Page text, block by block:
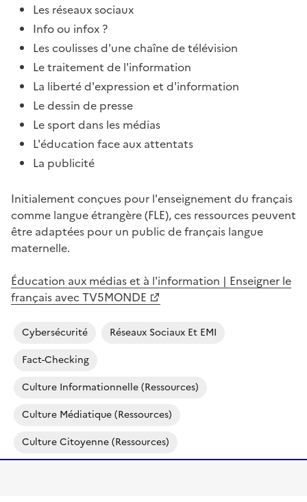
Les réseaux sociaux
Info ou infox ?
Les coulisses d'une chaîne de télévision
Le traitement de l'information
La liberté d'expression et d'information
Le dessin de presse
Le sport dans les médias
L'éducation face aux attentats
La publicité
Initialement conçues pour l'enseignement du français
comme langue étrangère (FLE), ces ressources peuvent
être adaptées pour un public de français langue
maternelle.
Éducation aux médias et à l'information | Enseigner le
français avec TV5MONDE
Cybersécurité
Réseaux Sociaux Et EMI
Fact-Checking
Culture Informationnelle (ressources)
Culture Médiatique (ressources)
Culture Citoyenne (ressources)